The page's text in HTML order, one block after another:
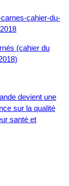
(cahier du
devient une
sur la qualité
santé et